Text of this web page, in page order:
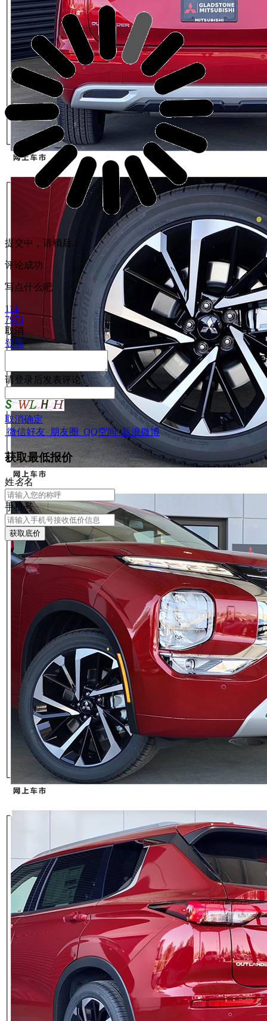
提交中，请稍后...
评论成功
写点什么吧
114
7971
取消
登录
请登录 后发表评论
取消确定
微信好友 朋友圈 QQ空间 新浪微博
获取最低报价
姓名名
手机号
获取底价